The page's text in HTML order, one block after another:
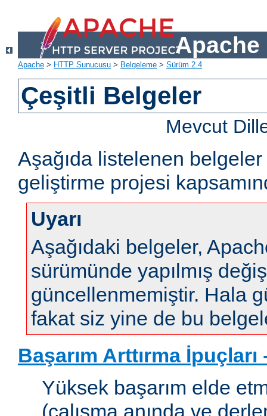
Apache
Apache > HTTP Sunucusu > Belgeleme > Sürüm 2.4
Çeşitli Belgeler
Mevcut
Aşağıda listelenen
geliştirme projesi
Uyarı
Aşağıdaki belgeler,
sürümünde yapılmış
güncellenmemiştir. Hala
fakat siz yine de bu
Başarım Arttırma
Yüksek başarım elde
(çalışma anında ve